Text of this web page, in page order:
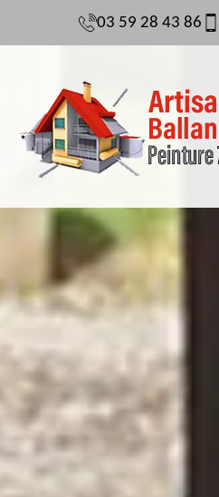
03 59 28 43 86